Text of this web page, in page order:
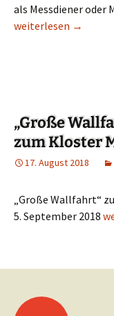
als Messdiener oder
Einladung für das
weiterlesen →
„Große
zum Kloster
17. August 2018
„Große Wallfahrt“
5. September 2018